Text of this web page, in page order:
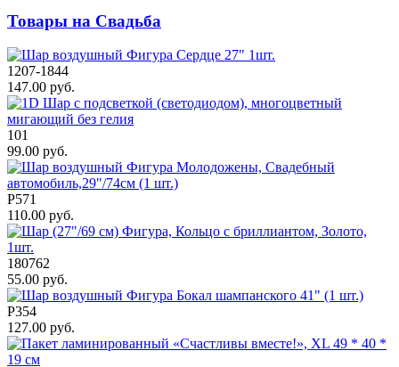
Товары на Свадьба
1207-1844
147.00 руб.
101
99.00 руб.
Р571
110.00 руб.
180762
55.00 руб.
Р354
127.00 руб.